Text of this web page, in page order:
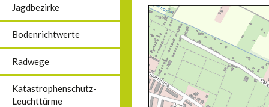
Jagdbezirke
Bodenrichtwerte
Radwege
Katastrophenschutz-
Leuchttürme